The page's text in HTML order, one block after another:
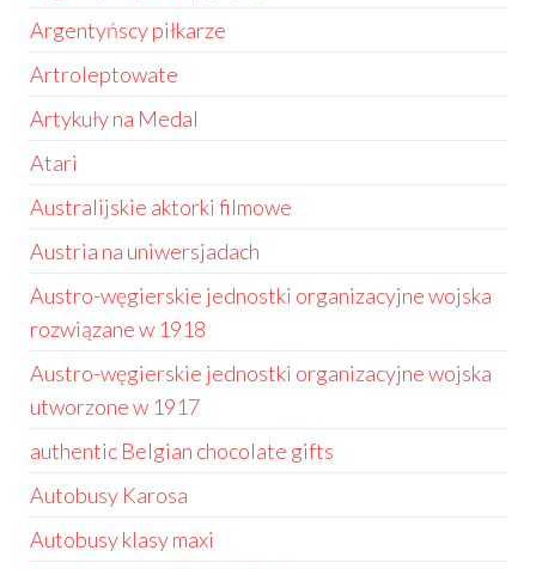
Argentyńscy piłkarze
Artroleptowate
Artykuły na Medal
Atari
Australijskie aktorki filmowe
Austria na uniwersjadach
Austro-węgierskie jednostki organizacyjne wojska
rozwiązane w 1918
Austro-węgierskie jednostki organizacyjne wojska
utworzone w 1917
authentic Belgian chocolate gifts
Autobusy Karosa
Autobusy klasy maxi